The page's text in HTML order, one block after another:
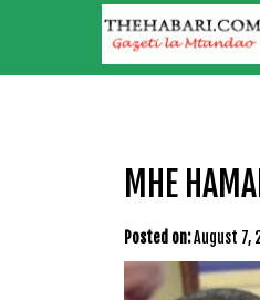
MHE
Posted on:August 7,